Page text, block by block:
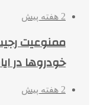
2 هفته پیش
ممنوعیت
خودروها در
2 هفته پیش